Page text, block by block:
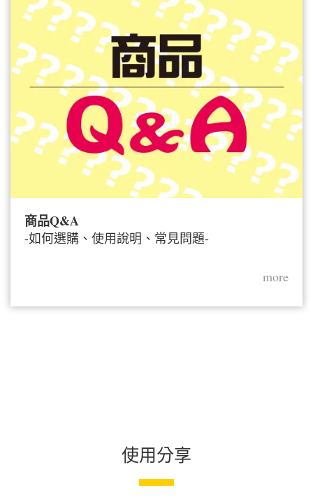
商品Q&A
-如何選購、使用說明、常見問題-
more
使用分享